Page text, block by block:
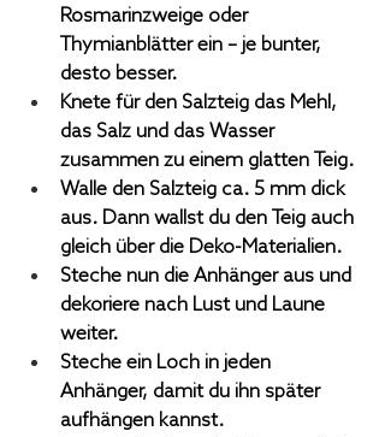
Rosmarinzweige oder
Thymianblätter ein – je bunter,
desto besser.
Knete für den Salzteig das Mehl,
das Salz und das Wasser
zusammen zu einem glatten Teig.
Walle den Salzteig ca. 5 mm dick
aus. Dann wallst du den Teig auch
gleich über die Deko-Materialien.
Steche nun die Anhänger aus und
dekoriere nach Lust und Laune
weiter.
Steche ein Loch in jeden
Anhänger, damit du ihn später
aufhängen kannst.